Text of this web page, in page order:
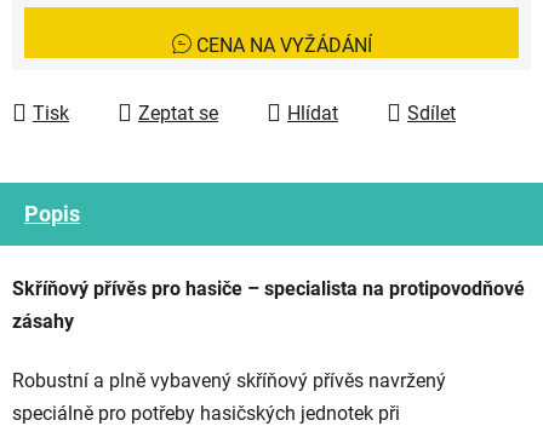
CENA NA VYŽÁDÁNÍ
Tisk Zeptat se Hlídat Sdílet
Popis
Skříňový přívěs pro hasiče – specialista na protipovodňové
zásahy
Robustní a plně vybavený skříňový přívěs navržený
speciálně pro potřeby hasičských jednotek při